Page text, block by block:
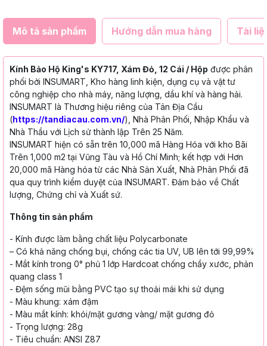
Mô tả sản phẩm Hướng dẫn mua hàng Tài
Kính Bảo Hộ King's KY717, Xám Đỏ, 12 Cái / Hộp được phân
phối bởi INSUMART, Kho hàng linh kiện, dụng cụ và vật tư
công nghiệp cho nhà máy, năng lượng, dầu khí và hàng hải.
INSUMART là Thương hiệu riêng của Tân Địa Cầu
(https://tandiacau.com.vn/), Nhà Phân Phối, Nhập Khẩu và
Nhà Thầu với Lịch sử thành lập Trên 25 Năm.
INSUMART hiện có sẵn trên 10,000 mã Hàng Hóa với kho Bãi
Trên 1,000 m2 tại Vũng Tàu và Hồ Chí Minh; kết hợp với Hơn
20,000 mã Hàng hóa từ các Nhà Sản Xuất, Nhà Phân Phối đã
qua quy trình kiểm duyệt của INSUMART. Đảm bảo về Chất
lượng, Chứng chỉ và Xuất sứ.
Thông tin sản phẩm
- Kính được làm bằng chất liệu Polycarbonate
– Có khả năng chống bụi, chống các tia UV, UB lên tới 99,99%
- Mắt kính trong 0° phủ 1 lớp Hardcoat chống chầy xước, phản
quang class 1
- Đệm sống mũi bằng PVC tạo sự thoải mái khi sử dụng
- Màu khung: xám đậm
- Màu mắt kính: khói/mặt gương vàng/ mặt gương đỏ
- Trọng lượng: 28g
- Tiêu chuẩn: ANSI Z87